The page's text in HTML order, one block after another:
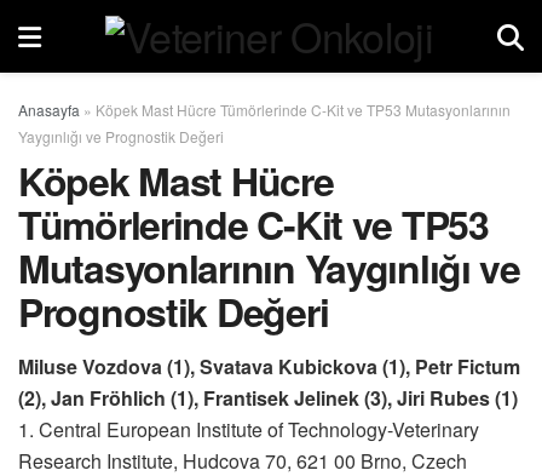
Anasayfa » Köpek Mast Hücre Tümörlerinde C-Kit ve TP53 Mutasyonlarının
Yaygınlığı ve Prognostik Değeri
Köpek Mast Hücre
Tümörlerinde C-Kit ve TP53
Mutasyonlarının Yaygınlığı ve
Prognostik Değeri
Miluse Vozdova (1), Svatava Kubickova (1), Petr Fictum
(2), Jan Fröhlich (1), Frantisek Jelinek (3), Jiri Rubes (1)
1. Central European Institute of Technology-Veterinary
Research Institute, Hudcova 70, 621 00 Brno, Czech